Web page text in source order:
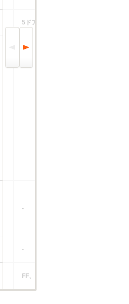
5ドア
-
-
FF、4WD